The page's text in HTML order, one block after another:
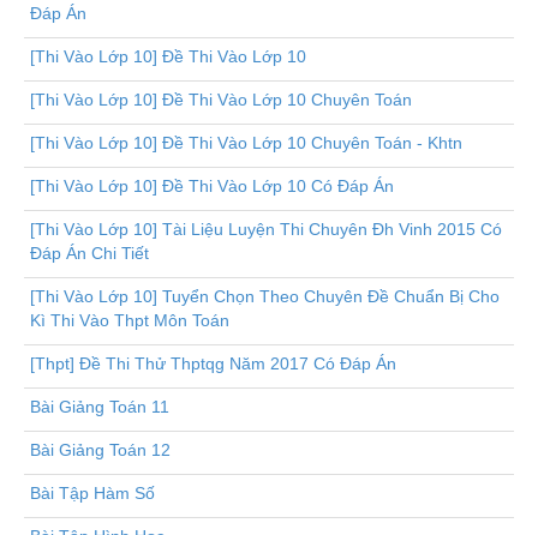
Đáp Án
[Thi Vào Lớp 10] Đề Thi Vào Lớp 10
[Thi Vào Lớp 10] Đề Thi Vào Lớp 10 Chuyên Toán
[Thi Vào Lớp 10] Đề Thi Vào Lớp 10 Chuyên Toán - Khtn
[Thi Vào Lớp 10] Đề Thi Vào Lớp 10 Có Đáp Án
[Thi Vào Lớp 10] Tài Liệu Luyện Thi Chuyên Đh Vinh 2015 Có
Đáp Án Chi Tiết
[Thi Vào Lớp 10] Tuyển Chọn Theo Chuyên Đề Chuẩn Bị Cho
Kì Thi Vào Thpt Môn Toán
[Thpt] Đề Thi Thử Thptqg Năm 2017 Có Đáp Án
Bài Giảng Toán 11
Bài Giảng Toán 12
Bài Tập Hàm Số